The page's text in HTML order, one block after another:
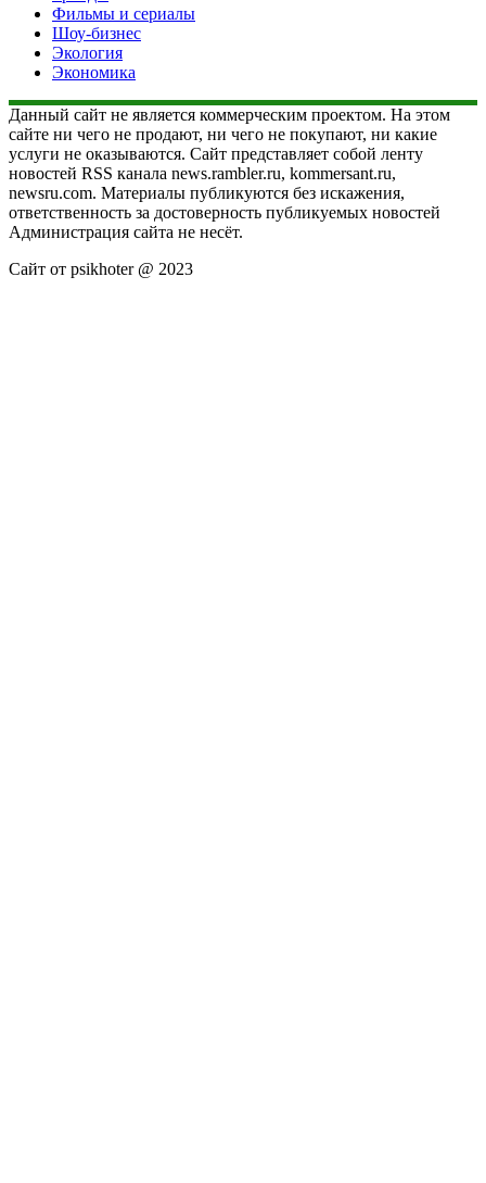
Фильмы и сериалы
Шоу-бизнес
Экология
Экономика
Данный сайт не является коммерческим проектом. На этом
сайте ни чего не продают, ни чего не покупают, ни какие
услуги не оказываются. Сайт представляет собой ленту
новостей RSS канала news.rambler.ru, kommersant.ru,
newsru.com. Материалы публикуются без искажения,
ответственность за достоверность публикуемых новостей
Администрация сайта не несёт.
Сайт от psikhoter @ 2023